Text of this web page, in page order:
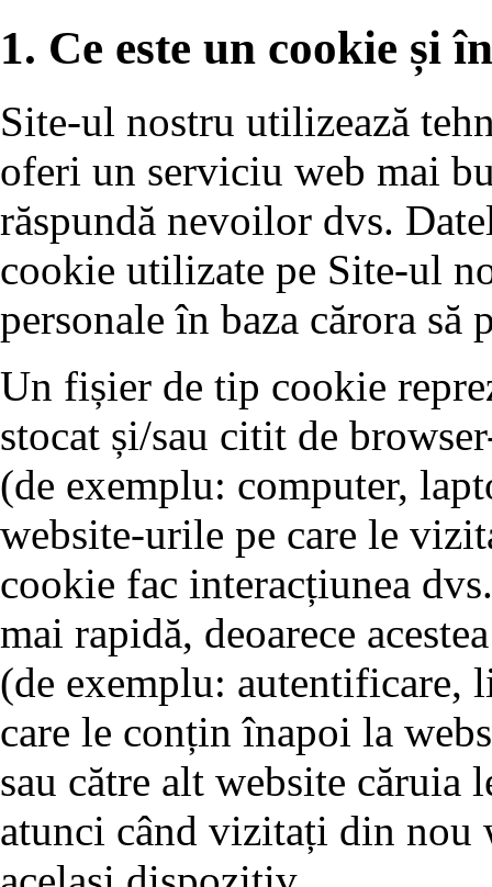
1. Ce este un cookie și
Site-ul nostru utilizează
oferi un serviciu web mai
răspundă nevoilor dvs.
cookie utilizate pe Site-ul
personale în baza cărora
Un fișier de tip cookie
stocat și/sau citit de
(de exemplu: computer,
website-urile pe care le
cookie fac interacțiunea
mai rapidă, deoarece
(de exemplu:
care le conțin înapoi la
sau către alt website
atunci când vizitați din nou